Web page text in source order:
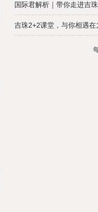
国际君解析｜带你走进吉
吉珠2+2课堂，与你相遇在